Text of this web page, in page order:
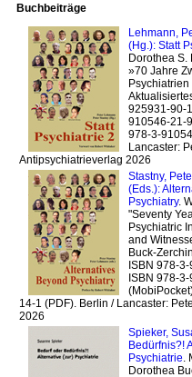
Buchbeiträge
Lehmann,
(Hg.): Statt
Dorothea S.
»70 Jahre
925931-90-
910546-21-
978-3-
Lancaster:
Antipsychiatrieverlag 2026
Stastny,
(Eds.):
Psychiatry.
"Seventy
Psychiatric
and
Buck-
ISBN 978-
ISBN 978-
14-1 (PDF). Berlin / Lancaster:
2026
Spieker,
Bedürfnis?!
Psychiatrie.
Dorothea